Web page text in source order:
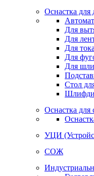
Оснастка для
Для
Для
Для
Для
Для
Стол
Оснастка для
УЦИ
СОЖ